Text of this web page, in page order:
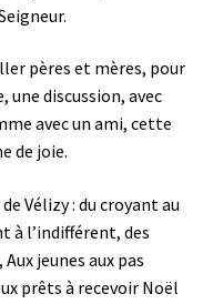
pères et mères, pour
discussion, avec
avec un ami, cette
de joie.
Vélizy : du croyant au
à l’indifférent, des
jeunes aux pas
prêts à recevoir Noël